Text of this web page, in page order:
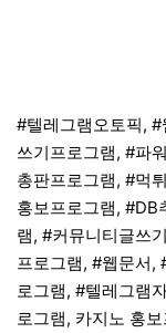
#텔레그램오토픽,
쓰기프로그램, #파
총판프로그램, #먹
홍보프로그램, #DB
램, #커뮤니티글쓰
프로그램, #웹문서,
로그램, #텔레그램
로그램, 카지노 홍